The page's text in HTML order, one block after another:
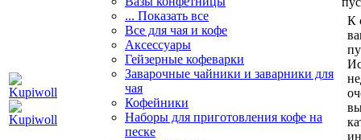
... Показать все
Все для чая и кофе
Аксессуары
Гейзерные кофеварки
Заварочные чайники и заварники для
чая
Кофейники
Наборы для приготовления кофе на
песке
К